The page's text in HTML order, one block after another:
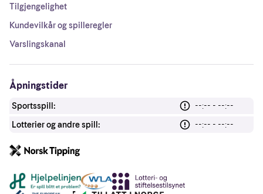
Tilgjengelighet
Kundevilkår og spilleregler
Varslingskanal
Åpningstider
Sportsspill:
--:-- - --:--
Lotterier og andre spill:
--:-- - --:--
Andre lenker